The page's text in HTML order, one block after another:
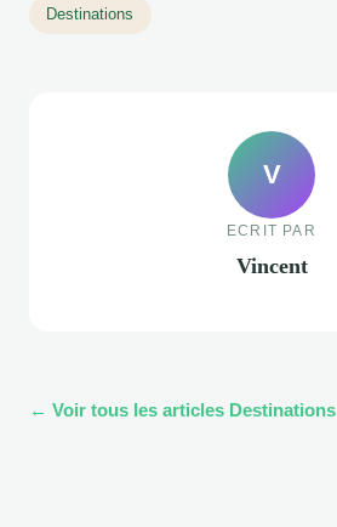
Destinations
V
ECRIT PAR
Vincent
← Voir tous les articles Destinations